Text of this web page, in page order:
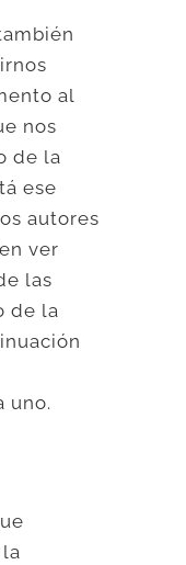
al
nos
de la
ese
autores
ver
las
de la
uno.